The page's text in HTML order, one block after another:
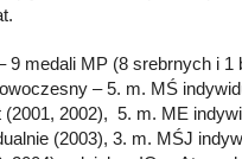
9 medali MP (8 srebrnych i
– 5. m. MŚ
(2001, 2002), 5. m. ME
(2003), 3. m. MŚJ